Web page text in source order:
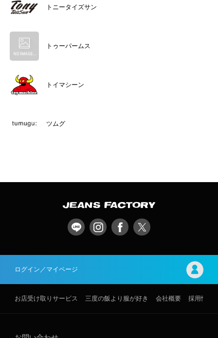
トニータイズサン
トゥーパームス
トイマシーン
ツムグ
ログイン／マイページ
お店受け取りサービス 三度の飯より服が好き 会社概要 採用情報